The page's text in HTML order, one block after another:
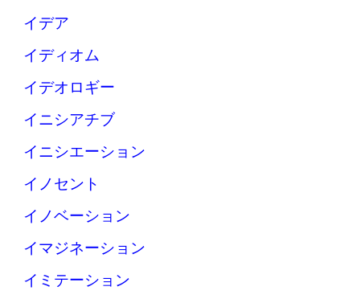
イデア
イディオム
イデオロギー
イニシアチブ
イニシエーション
イノセント
イノベーション
イマジネーション
イミテーション